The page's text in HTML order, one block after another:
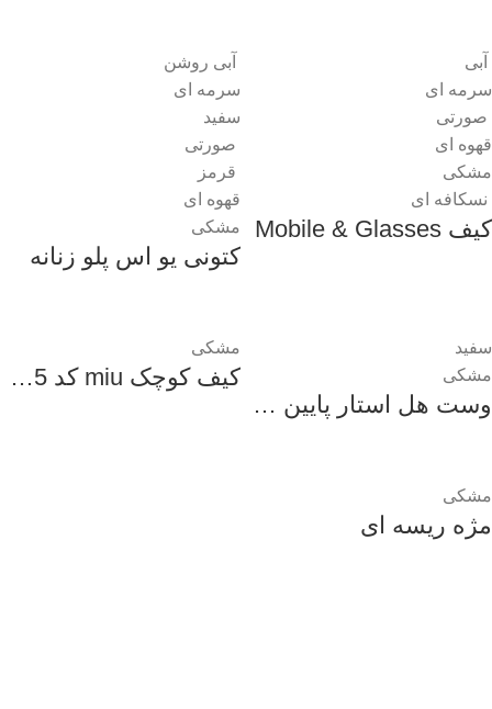
آبی
سرمه ای
صورتی
قهوه ای
مشکی
نسکافه ای
کیف Mobile & Glasses
آبی روشن
سرمه ای
سفید
صورتی
قرمز
قهوه ای
مشکی
کتونی یو اس پلو زنانه
سفید
مشکی
وست هل استار پایین راه راه زنانه
مشکی
کیف کوچک miu کد 1855 زنانه
مشکی
مژه ریسه ای